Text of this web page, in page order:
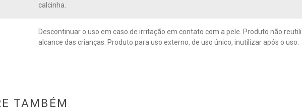
calcinha.
Descontinuar o uso em caso de irritação em contato com a pele. Produto não
alcance das crianças. Produto para uso externo, de uso único, inutilizar após o uso.
TAMBÉM